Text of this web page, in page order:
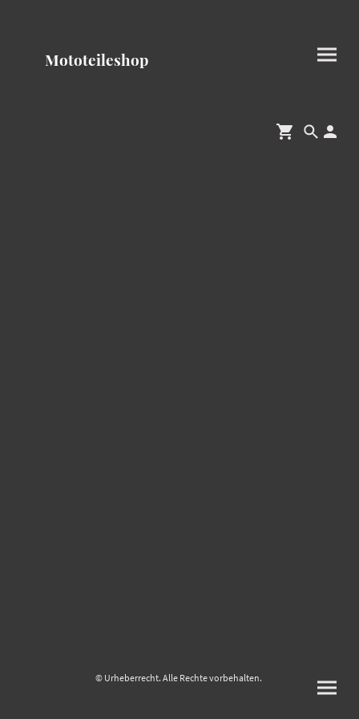
Mototeileshop
© Urheberrecht. Alle Rechte vorbehalten.